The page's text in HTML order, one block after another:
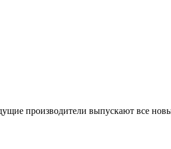
производители выпускают все